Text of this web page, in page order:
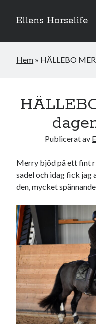
Ellens Horselife
Sidopanel
Hej och välkomna till min
denna bloggen kan ni följa
Sök
Senaste inläggen
MÅNDAG
EN TJUV!
Hem » HÄLLEBO
Publicerat av
Merry bjöd på ett fint
sadel och idag fick
den, mycket